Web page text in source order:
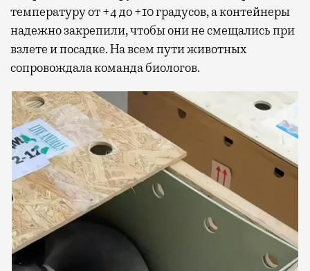
температуру от +4 до +10 градусов, а контейнеры
надежно закрепили, чтобы они не смещались при
взлете и посадке. На всем пути животных
сопровождала команда биологов.